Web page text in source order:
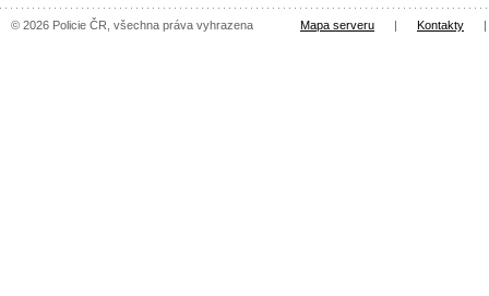
© 2026 Policie ČR, všechna práva vyhrazena Mapa serveru | Kontakty |